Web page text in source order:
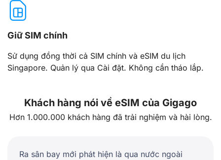
Giữ SIM chính
Sử dụng đồng thời cả SIM chính và eSIM du lịch
Singapore. Quản lý qua Cài đặt. Không cần tháo lắp.
Khách hàng nói về eSIM của Gigago
Hơn 1.000.000 khách hàng đã trải nghiệm và hài lòng.
Ra sân bay mới phát hiện là qua nước ngoài